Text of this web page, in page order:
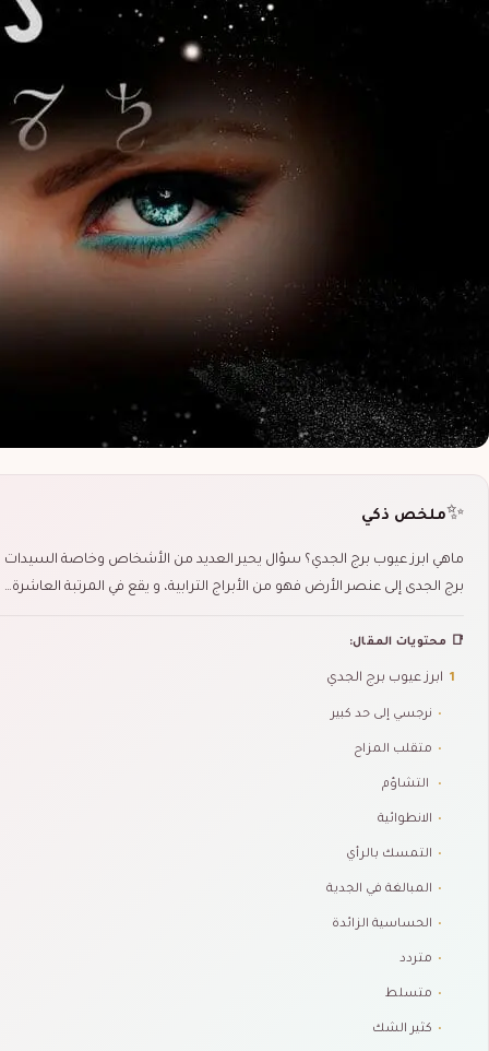
✨ملخص ذكي
ماهي ابرز عيوب برج الجدي؟ سؤال يحير العديد من الأشخاص وخاصة
برج الجدى إلى عنصر الأرض فهو من الأبراج الترابية، و يقع في المرتبة العاشرة…
📑 محتويات المقال:
1 ابرز عيوب برج الجدي
• نرجسي إلى حد كبير
• متقلب المزاح
• التشاؤم
• الانطوائية
• التمسك بالرأي
• المبالغة في الجدية
• الحساسية الزائدة
• متردد
• متسلط
• كثير الشك